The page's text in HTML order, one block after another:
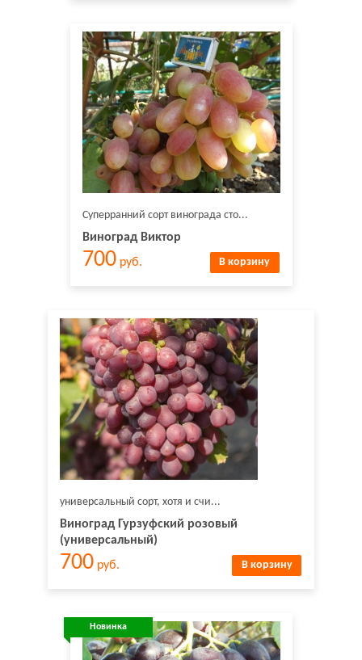
Суперранний сорт винограда сто...
Виноград Виктор
700руб. В корзину
универсальный сорт, хотя и счи...
Виноград Гурзуфский розовый
(универсальный)
700 руб. В корзину
Новинка